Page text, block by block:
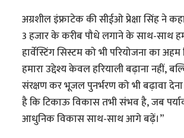
अग्रशील इंफ्राटेक की सीईओ प्रेक्षा सिंह ने
3 हजार के करीब पौधे लगाने के साथ-साथ
हार्वेस्टिंग सिस्टम को भी परियोजना का अहम
हमारा उद्देश्य केवल हरियाली बढ़ाना नहीं,
संरक्षण कर भूजल पुनर्भरण को भी बढ़ावा देना
है कि टिकाऊ विकास तभी संभव है, जब
आधुनिक विकास साथ-साथ आगे बढ़ें।”